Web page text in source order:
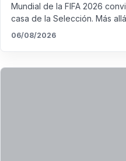
Mundial de la FIFA 2026
casa de la Selección. Más
06/08/2026